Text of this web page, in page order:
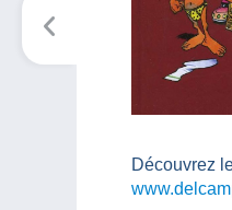
Découvrez